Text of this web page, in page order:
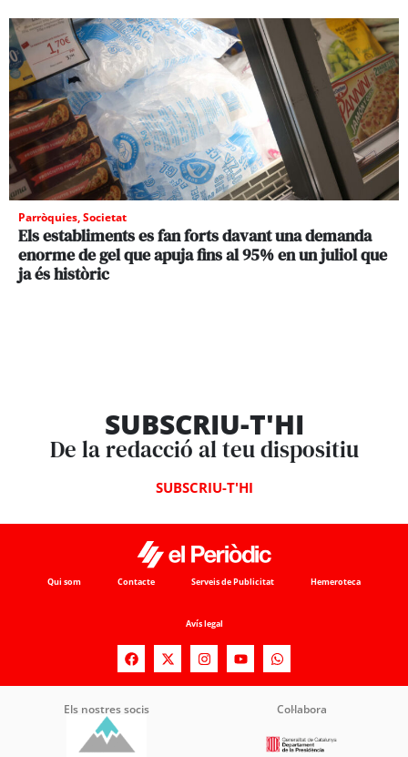
Parròquies,Societat
Els establiments es fan forts davant una demanda
enorme de gel que apuja fins al 95% en un juliol que
ja és històric
SUBSCRIU-T'HI
De la redacció al teu dispositiu
SUBSCRIU-T'HI
Qui som Contacte Serveis de Publicitat Hemeroteca
Avís legal
Els nostres socis Col·labora